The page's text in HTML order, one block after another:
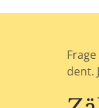
dent.